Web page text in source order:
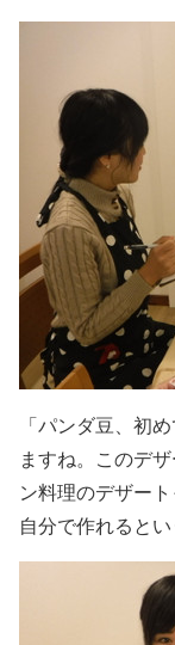
「パンダ豆、初
ますね。このデ
ン料理のデザー
自分で作れると